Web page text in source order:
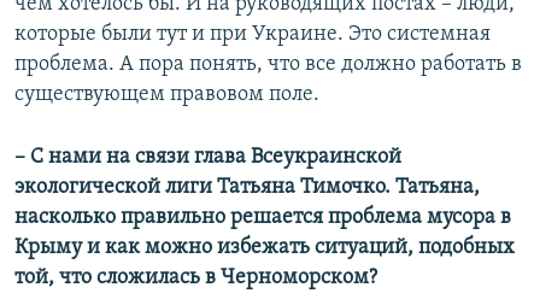
чем хотелось бы. И на руководящих постах – люди,
которые были тут и при Украине. Это системная
проблема. А пора понять, что все должно работать в
существующем правовом поле.
– С нами на связи глава Всеукраинской
экологической лиги Татьяна Тимочко. Татьяна,
насколько правильно решается проблема мусора в
Крыму и как можно избежать ситуаций, подобных
той, что сложилась в Черноморском?